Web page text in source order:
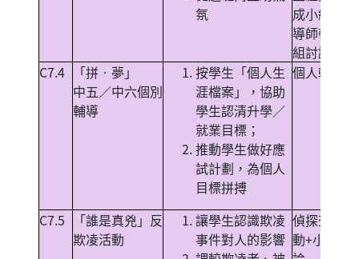
氛
成小組，由
導師帶領小
組討論)
C7.4
「拼‧夢」
中五／中六個別
輔導
按學生「個人生
涯檔案」，協助
學生認清升學／
就業目標；
推動學生做好應
試計劃，為個人
目標拼搏
個人輔導
C7.5
「誰是真兇」反
欺凌活動
讓學生認識欺凌
事件對人的影響
偵探查案活
動+小組討